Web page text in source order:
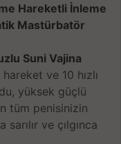
Hareketli İnleme
Mastürbatör
Suni Vajina
ve 10 hızlı
yüksek güçlü
tüm penisinizin
sarılır ve çılgınca